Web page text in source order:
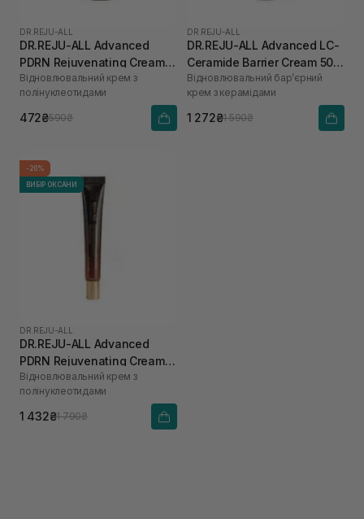
DR.REJU-ALL
DR.REJU-ALL Advanced
PDRN Rejuvenating Cream 5
г
Відновлювальний крем з
полінуклеотидами
472₴590₴
DR.REJU-ALL
DR.REJU-ALL Advanced LC-
Ceramide Barrier Cream 50
мл
Відновлювальний бар’єрний
крем з керамідами
1 272₴1 590₴
-20%
ВИБІР ОКСАНИ
DR.REJU-ALL
DR.REJU-ALL Advanced
PDRN Rejuvenating Cream
20 г
Відновлювальний крем з
полінуклеотидами
1 432₴1 790₴